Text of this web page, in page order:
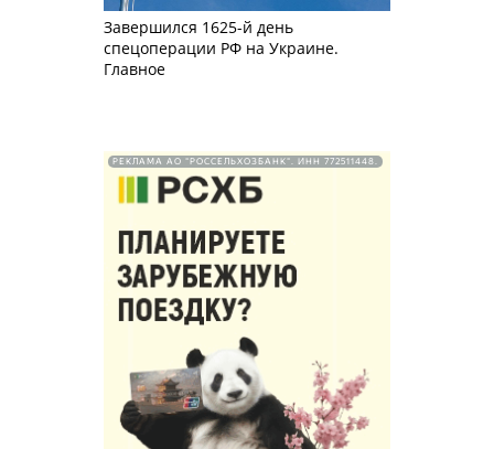
Завершился 1625-й день
спецоперации РФ на Украине.
Главное
РЕКЛАМА АО "РОССЕЛЬХОЗБАНК". ИНН 772511448.